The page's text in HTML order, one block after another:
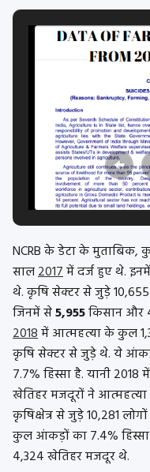
NCRB के डेटा के
साल2017में दर्ज हुए थे.
थे. कृषि सेक्टर से जुड़े
जिनमें से5,955किसान और
2018में आत्महत्या के कुल
कृषि सेक्टर से जुड़े थे. ये
7.7% हिस्सा है. यानी 2018 में
खेतिहर मजदूरों ने आत्महत्या
कृषिक्षेत्र से जुड़े 10,281
कुल आंकड़ों का 7.4%
4,324 खेतिहर मजदूर थे.